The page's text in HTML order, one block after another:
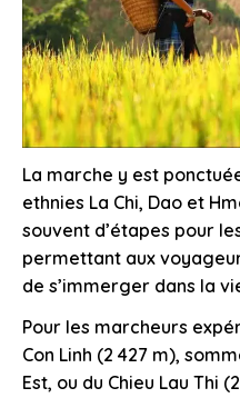
La marche y est
ethnies La Chi, Dao et
souvent d’étapes pour
permettant aux
de s’immerger dans la
Pour les marcheurs
Con Linh (2 427 m),
Est, ou du Chieu Lau Thi